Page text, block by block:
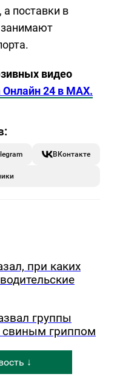
а поставки в
видео
24 в MAX.
ВКонтакте
при каких
группы
свиным гриппом
↓